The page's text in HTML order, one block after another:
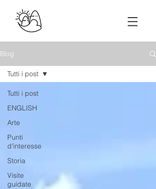
Blog
Tutti i post
ENGLISH
Arte
Punti
d'interesse
Storia
Visite
guidate
Tutti i post